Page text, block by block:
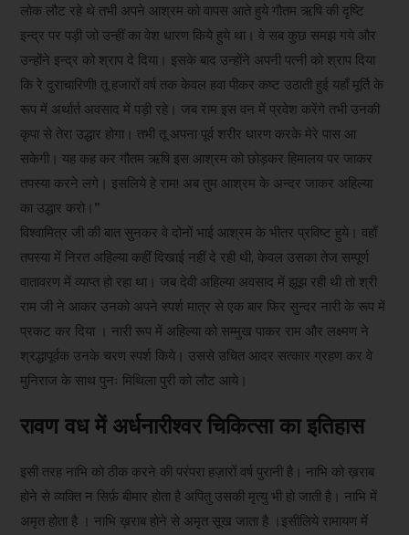
लोक लौट रहे थे तभी अपने आश्रम को वापस आते हुये गौतम ऋषि की दृष्टि
इन्द्र पर पड़ी जो उन्हीं का वेश धारण किये हुये था। वे सब कुछ समझ गये और
उन्होंने इन्द्र को श्राप दे दिया। इसके बाद उन्होंने अपनी पत्नी को श्राप दिया
कि रे दुराचारिणी! तू हजारों वर्ष तक केवल हवा पीकर कष्ट उठाती हुई यहाँ मूर्ति के
रूप में अर्थार्त अवसाद में पड़ी रहे। जब राम इस वन में प्रवेश करेंगे तभी उनकी
कृपा से तेरा उद्धार होगा। तभी तू अपना पूर्व शरीर धारण करके मेरे पास आ
सकेगी। यह कह कर गौतम ऋषि इस आश्रम को छोड़कर हिमालय पर जाकर
तपस्या करने लगे। इसलिये हे राम! अब तुम आश्रम के अन्दर जाकर अहिल्या
का उद्धार करो।”
विश्वामित्र जी की बात सुनकर वे दोनों भाई आश्रम के भीतर प्रविष्ट हुये। वहाँ
तपस्या में निरत अहिल्या कहीं दिखाई नहीं दे रही थी, केवल उसका तेज सम्पूर्ण
वातावरण में व्याप्त हो रहा था। जब देवी अहिल्या अवसाद में झूझ रही थी तो श्री
राम जी ने आकर उनको अपने स्पर्श मात्र से एक बार फिर सुन्दर नारी के रूप में
प्रकट कर दिया । नारी रूप में अहिल्या को सम्मुख पाकर राम और लक्ष्मण ने
श्रद्धापूर्वक उनके चरण स्पर्श किये। उससे उचित आदर सत्कार ग्रहण कर वे
मुनिराज के साथ पुनः मिथिला पुरी को लौट आये।
रावण वध में अर्धनारीश्वर चिकित्सा का इतिहास
इसी तरह नाभि को ठीक करने की परंपरा हज़ारों वर्ष पुरानी है। नाभि को ख़राब
होने से व्यक्ति न सिर्फ़ बीमार होता है अपितु उसकी मृत्यु भी हो जाती है। नाभि में
अमृत होता है । नाभि ख़राब होने से अमृत सूख जाता है ।इसीलिये रामायण में